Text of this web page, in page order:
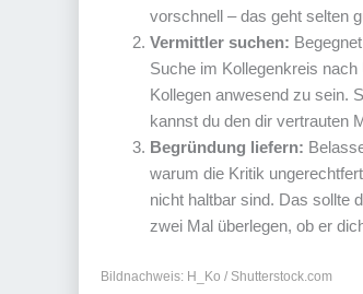
vorschnell – das geht selten
Vermittler suchen:
Suche im Kollegenkreis
Kollegen anwesend zu sein.
kannst du den dir vertrauten
Begründung liefern:
warum die Kritik
nicht haltbar sind. Das sollte
zwei Mal überlegen, ob er
Bildnachweis: H_Ko / Shutterstock.com